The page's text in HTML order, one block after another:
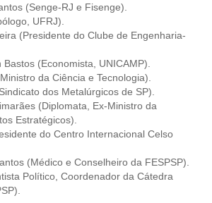
(Senge-RJ e Fisenge).
UFRJ).
(Presidente do Clube de Engenharia-
(Economista, UNICAMP).
da Ciência e Tecnologia).
dos Metalúrgicos de SP).
(Diplomata, Ex-Ministro da
Estratégicos).
do Centro Internacional Celso
(Médico e Conselheiro da FESPSP).
Político, Coordenador da Cátedra